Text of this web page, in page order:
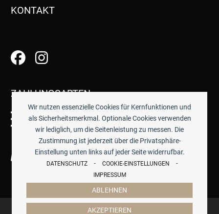
Wir nutzen essenzielle Cookies für Kernfunktionen und
als Sicherheitsmerkmal. Optionale Cookies verwenden
wir lediglich, um die Seitenleistung zu messen. Die
Zustimmung ist jederzeit über die Privatsphäre-
Einstellung unten links auf jeder Seite widerrufbar.
DATENSCHUTZ - COOKIE-EINSTELLUNGEN -
IMPRESSUM
AKZEPTIEREN
ABLEHNEN
KONTAKT
ZAHLUNGSARTEN
© 2026 -TISCHWERK- ALLE PREISE INKL. GESETZTL.